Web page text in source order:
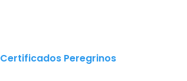
Certificados Peregrinos